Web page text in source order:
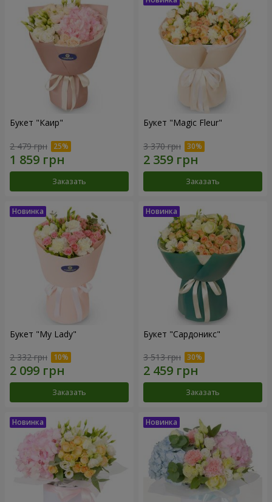
Букет "Каир"
2 479 грн
Заказать
Букет "Magic Fleur"
3 370 грн
Заказать
Букет "My Lady"
2 332 грн
Заказать
Букет "Сардоникс"
3 513 грн
Заказать